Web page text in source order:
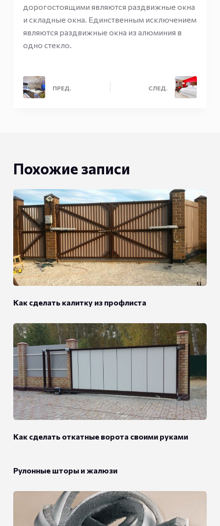
дорогостоящими являются раздвижные окна
и складные окна. Единственным исключением
являются раздвижные окна из алюминия в
одно стекло.
ПРЕД. СЛЕД.
Похожие записи
Как сделать калитку из профлиста
Как сделать откатные ворота своими руками
Рулонные шторы и жалюзи